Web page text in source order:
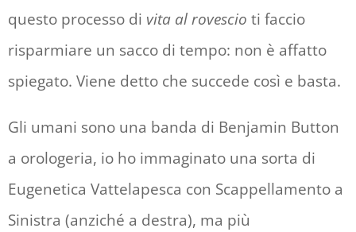
questo processo di vita al rovescio ti faccio
risparmiare un sacco di tempo: non è affatto
spiegato. Viene detto che succede così e basta.
Gli umani sono una banda di Benjamin Button
a orologeria, io ho immaginato una sorta di
Eugenetica Vattelapesca con Scappellamento a
Sinistra (anziché a destra), ma più